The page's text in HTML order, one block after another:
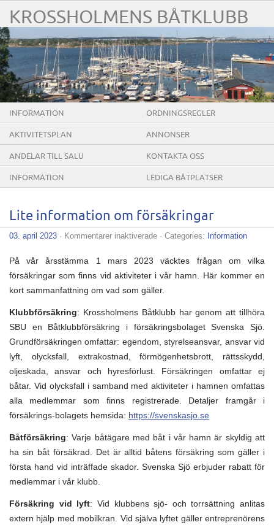
KROSSHOLMENS BÅTKLUBB
INFORMATION ORDNINGSREGLER
AKTIVITETSPLAN ANNONSER
ANDELAR TILL SALU KONTAKTA OSS
INFORMATION LEDIGA BÅTPLATSER
Lite information om försäkringar
03. april 2023 · Kommentarer inaktiveradeför
om
försäkringar
· Categories: Information
På vår årsstämma 1 mars 2023 väcktes frågan om vilka
försäkringar som finns vid aktiviteter i vår hamn. Här kommer en
kort sammanfattning om vad som gäller.
Klubbförsäkring: Krossholmens Båtklubb har genom att tillhöra
SBU en Båtklubbförsäkring i försäkringsbolaget Svenska Sjö.
Grundförsäkringen omfattar: egendom, styrelseansvar, ansvar vid
lyft, olycksfall, extrakostnad, förmögenhetsbrott, rättsskydd,
oljeskada, ansvar och hyresförlust. Försäkringen omfattar ej
båtar. Vid olycksfall i samband med aktiviteter i hamnen omfattas
alla medlemmar som finns registrerade. Detaljer framgår i
försäkrings-bolagets hemsida: https://svenskasjo.se
Båtförsäkring: Varje båtägare med båt i vår hamn är skyldig att
ha sin båt försäkrad. Det är alltid båtens försäkring som gäller i
första hand vid inträffade skador. Svenska Sjö erbjuder rabatt för
medlemmar i vår klubb.
Försäkring vid lyft: Vid klubbens sjö- och torrsättning anlitas
extern hjälp med mobilkran. Vid själva lyftet gäller entreprenörens